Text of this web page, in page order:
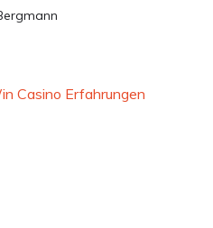
Casino Erfahrungen